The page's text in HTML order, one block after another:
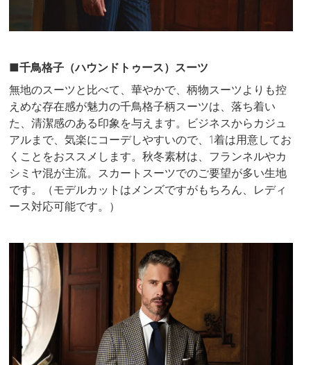
■千鳥格子（ハウンドトゥース）スーツ
無地のスーツと比べて、華やかで、柄物スーツよりも控
えめな存在感が魅力の千鳥格子柄スーツは、落ち着い
た、清潔感のある印象を与えます。ビジネスからカジュ
アルまで、気楽にコーデしやすいので、1着は用意してお
くことをおススメします。秋冬素材は、フランネルやカ
シミヤ混が主流。スカートスーツでのご要望が多い生地
です。（モデルカットはメンズですがもちろん、レディ
ース対応可能です。）